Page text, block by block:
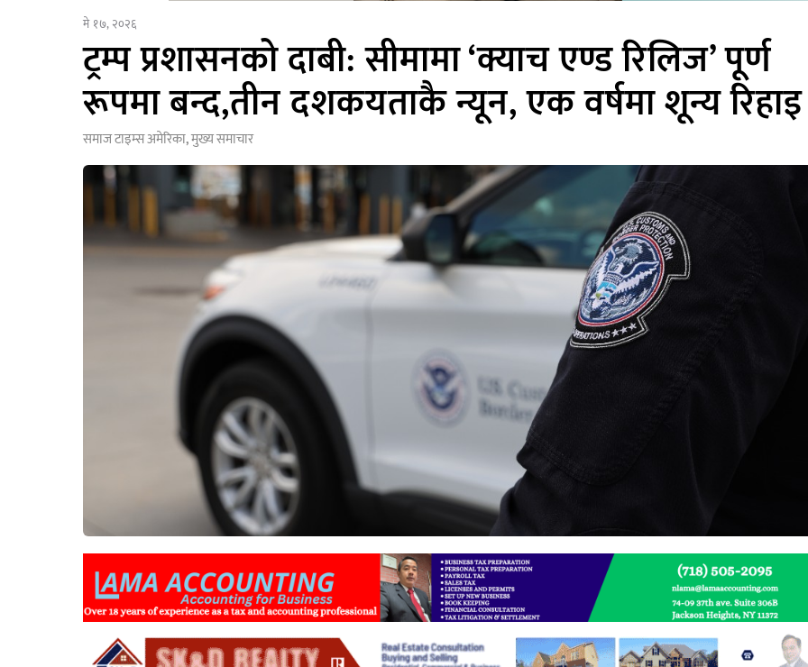
मे १७, २०२६
ट्रम्प प्रशासनको दाबी: सीमामा ‘क्याच एण्ड रिलिज’ पूर्ण
रूपमा बन्द,तीन दशकयताकै न्यून, एक वर्षमा शून्य
समाज टाइम्सअमेरिका,मुख्य समाचार